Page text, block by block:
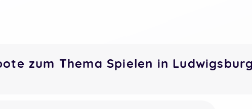
zum Thema Spielen in